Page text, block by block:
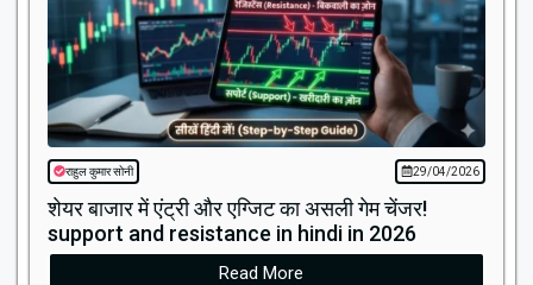
राहुल कुमार सोनी 29/04/2026
शेयर बाजार में एंट्री और एग्जिट का असली गेम चेंजर!
support and resistance in hindi in 2026
Read More